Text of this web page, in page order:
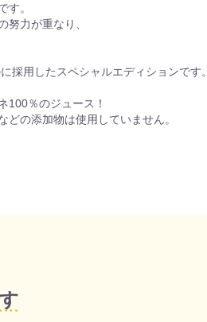
す。
力が重なり、
採用したスペシャルエディションです。
100％のジュース！
の添加物は使用していません。